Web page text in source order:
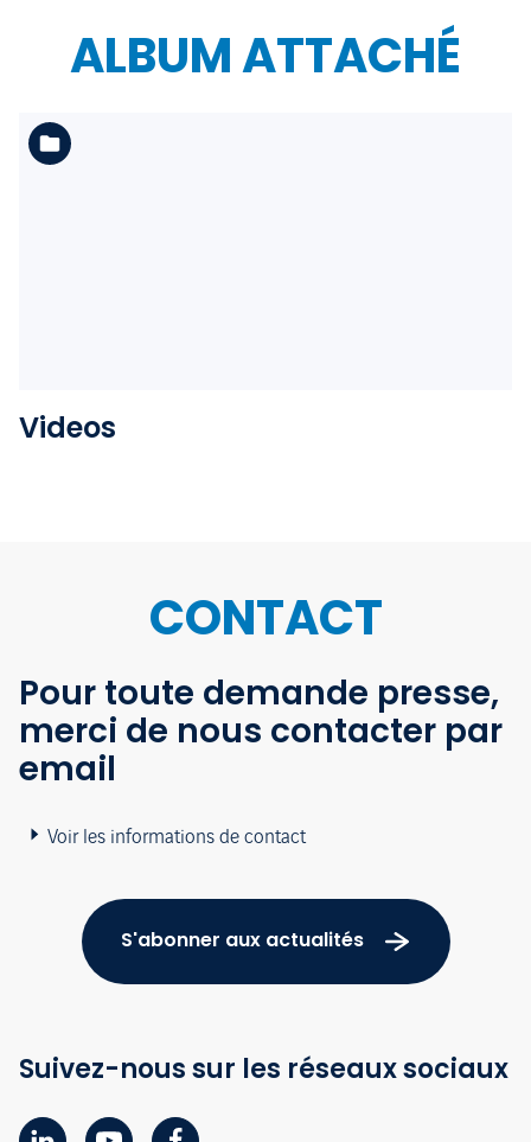
ALBUM ATTACHÉ
Videos
CONTACT
Pour toute demande presse,
merci de nous contacter par
email
Voir les informations de contact
S'abonner aux actualités
Suivez-nous sur les réseaux sociaux